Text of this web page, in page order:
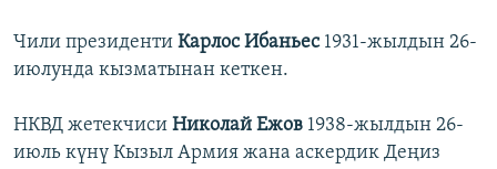
Чили президенти Карлос Ибаньес 1931-жылдын 26-
июлунда кызматынан кеткен.
НКВД жетекчиси Николай Ежов 1938-жылдын 26-
июль күнү Кызыл Армия жана аскердик Деңиз